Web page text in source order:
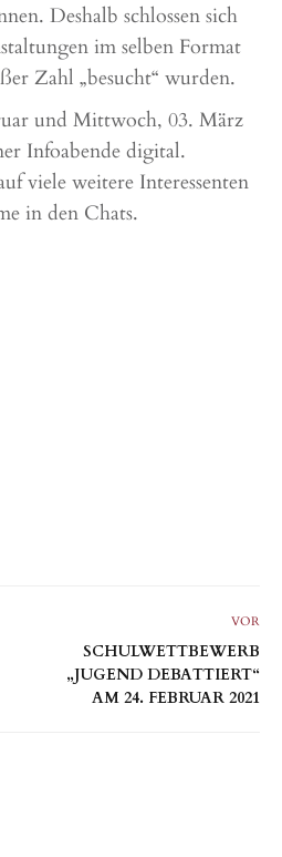
Deshalb schlossen sich
im selben Format
Zahl „besucht“ wurden.
und Mittwoch, 03. März
Infoabende digital.
viele weitere Interessenten
in den Chats.
VOR
SCHULWETTBEWERB
„JUGEND DEBATTIERT“
AM 24. FEBRUAR 2021